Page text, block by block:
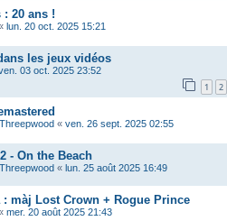
20 ans !
lun. 20 oct. 2025 15:21
les jeux vidéos
03 oct. 2025 23:52
1 2
« ven. 26 sept. 2025 02:55
- On the Beach
« lun. 25 août 2025 16:49
màj Lost Crown + Rogue Prince
mer. 20 août 2025 21:43